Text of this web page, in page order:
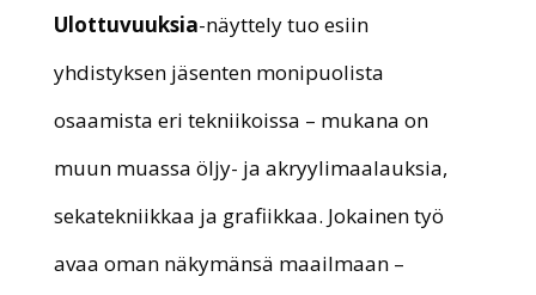
Ulottuvuuksia-näyttely tuo esiin
yhdistyksen jäsenten monipuolista
osaamista eri tekniikoissa – mukana on
muun muassa öljy- ja akryylimaalauksia,
sekatekniikkaa ja grafiikkaa. Jokainen työ
avaa oman näkymänsä maailmaan –